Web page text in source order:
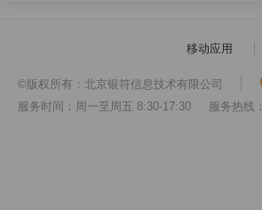
移动应用
©版权所有：北京银符信息技术有限公司
服务时间：周一至周五 8:30-17:30 服务热线：